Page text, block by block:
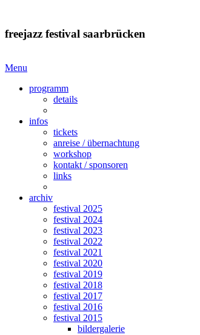
freejazz festival saarbrücken
Menu
programm
details
infos
tickets
anreise / übernachtung
workshop
kontakt / sponsoren
links
archiv
festival 2025
festival 2024
festival 2023
festival 2022
festival 2021
festival 2020
festival 2019
festival 2018
festival 2017
festival 2016
festival 2015
bildergalerie